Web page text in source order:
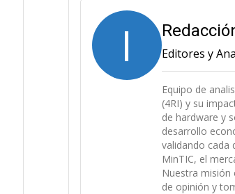
I Editores y
Equipo de
(4RI) y su
de hardware y
desarrollo
validando cada
MinTIC, el
Nuestra misión
de opinión y